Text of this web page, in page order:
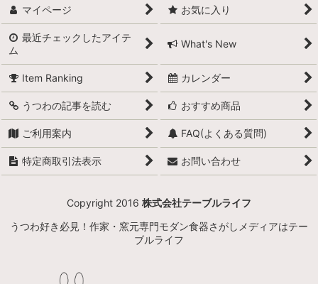
マイページ お気に入り
最近チェックしたアイテ
ム
What's New
Item Ranking カレンダー
うつわの記事を読む おすすめ商品
ご利用案内 FAQ(よくある質問)
特定商取引法表示 お問い合わせ
Copyright 2016 株式会社テーブルライフ
うつわ好き必見！作家・窯元専門モダン食器さがしメディアはテー
ブルライフ